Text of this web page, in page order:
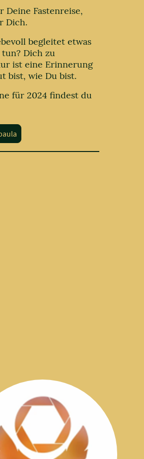
Deine Fastenreise,
Dich.
begleitet etwas
Dich zu
ist eine Erinnerung
bist, wie Du bist.
für 2024 findest du